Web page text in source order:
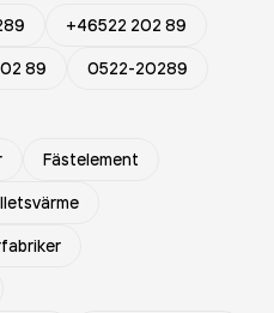
+46522 202 89
89 0522-20289
Fästelement